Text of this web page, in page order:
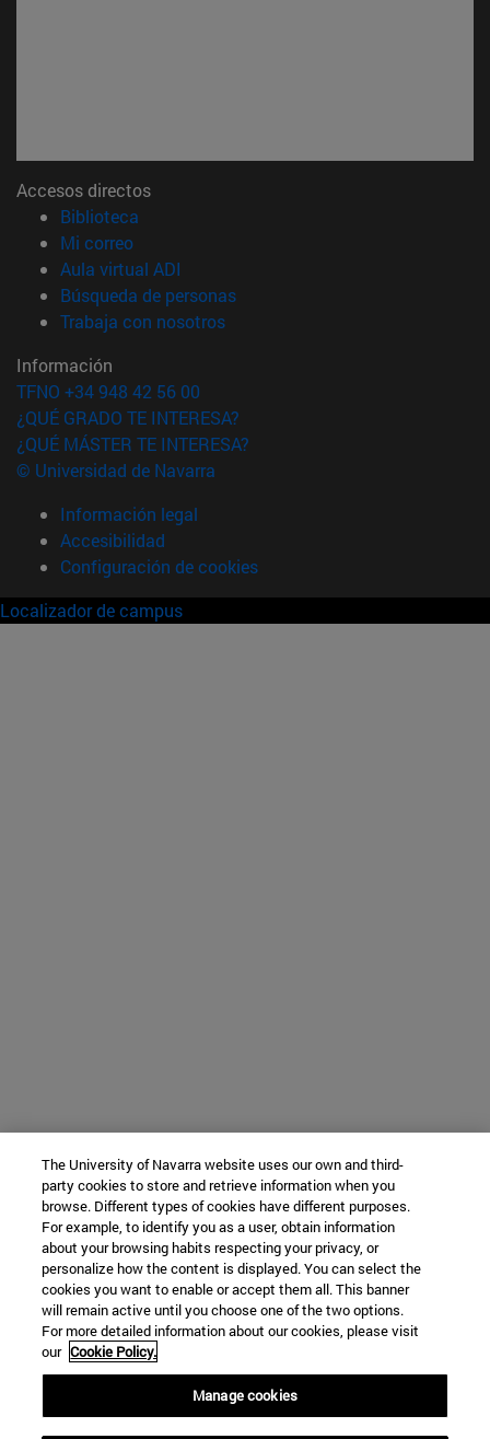
Accesos directos
Biblioteca
Mi correo(abre en nueva ventana)
Aula virtual ADI
Búsqueda de personas(abre en nueva ventana)
Trabaja con nosotros(abre en nueva ventana)
Información
TFNO +34 948 42 56 00
¿QUÉ GRADO TE INTERESA?
¿QUÉ MÁSTER TE INTERESA?
© Universidad de Navarra
Información legal
Accesibilidad
Configuración de cookies
Localizador de campus
The University of Navarra website uses our own and third-
party cookies to store and retrieve information when you
browse. Different types of cookies have different purposes.
For example, to identify you as a user, obtain information
about your browsing habits respecting your privacy, or
personalize how the content is displayed. You can select the
cookies you want to enable or accept them all. This banner
will remain active until you choose one of the two options.
For more detailed information about our cookies, please visit
our Cookie Policy.
Manage cookies